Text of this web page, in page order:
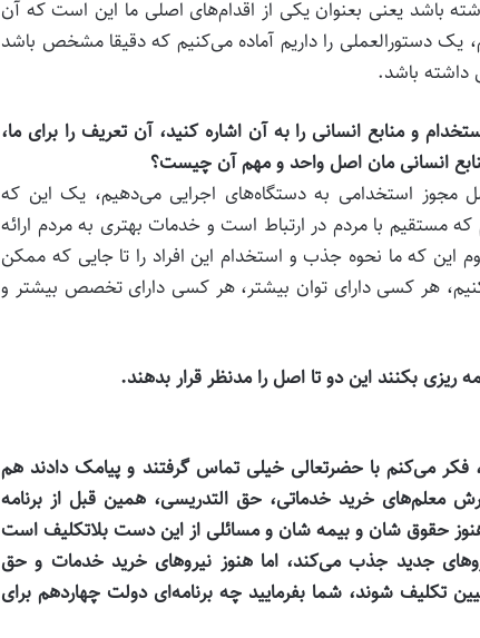
باشد یعنی بعنوان یکی از اقدام‌های اصلی ما این است که آن
یک دستورالعملی را داریم آماده می‌کنیم که دقیقا مشخص باشد
داشته باشد.
و منابع انسانی را به آن اشاره کنید، آن تعریف را برای ما،
انسانی مان اصل واحد و مهم آن چیست؟
مجوز استخدامی به دستگاه‌های اجرایی می‌دهیم، یک این که
مستقیم با مردم در ارتباط است و خدمات بهتری به مردم ارائه
این که ما نحوه جذب و استخدام این افراد را تا جایی که ممکن
هر کسی دارای توان بیشتر، هر کسی دارای تخصص بیشتر و
ریزی بکنند این دو تا اصل را مدنظر قرار بدهند.
فکر می‌کنم با حضرتعالی خیلی تماس گرفتند و پیامک دادند هم
معلم‌های خرید خدماتی، حق التدریسی، همین قبل از برنامه
داریم این‌ها هنوز حقوق شان و بیمه شان و مسائلی از این دست بلاتکلیف است
جدید جذب می‌کند، اما هنوز نیرو‌های خرید خدمات و حق
تکلیف شوند، شما بفرمایید چه برنامه‌ای دولت چهاردهم برای